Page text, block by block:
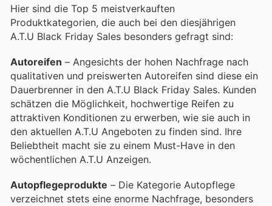
Hier sind die Top 5 meistverkauften
Produktkategorien, die auch bei den diesjährigen
A.T.U Black Friday Sales besonders gefragt sind:
Autoreifen – Angesichts der hohen Nachfrage nach
qualitativen und preiswerten Autoreifen sind diese ein
Dauerbrenner in den A.T.U Black Friday Sales. Kunden
schätzen die Möglichkeit, hochwertige Reifen zu
attraktiven Konditionen zu erwerben, wie sie auch in
den aktuellen A.T.U Angeboten zu finden sind. Ihre
Beliebtheit macht sie zu einem Must-Have in den
wöchentlichen A.T.U Anzeigen.
Autopflegeprodukte – Die Kategorie Autopflege
verzeichnet stets eine enorme Nachfrage, besonders